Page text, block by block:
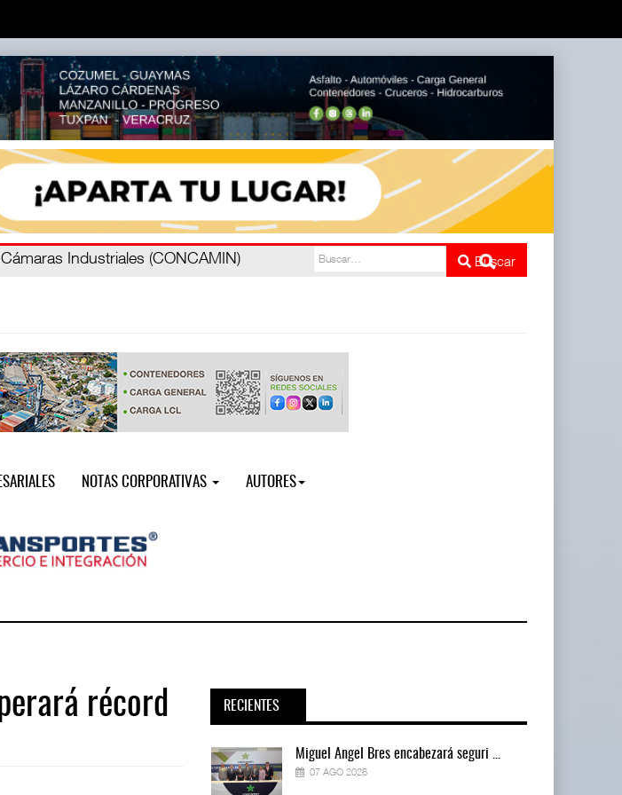
privadas atienden a más de cinco
Buscar
NOTAS CORPORATIVAS AUTORES
récord
RECIENTES
Miguel Ángel Bres encabezará seguri ...
07 AGO 2026